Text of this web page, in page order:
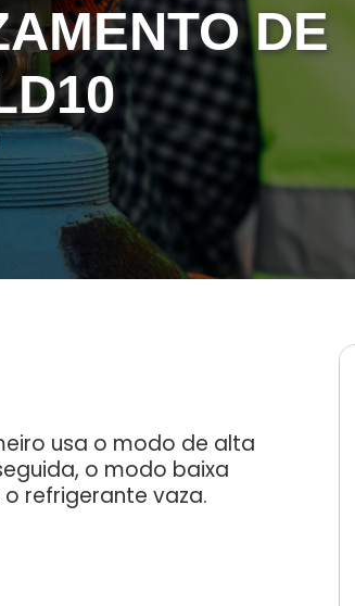
DE
usa o modo de alta
o modo baixa
refrigerante vaza.